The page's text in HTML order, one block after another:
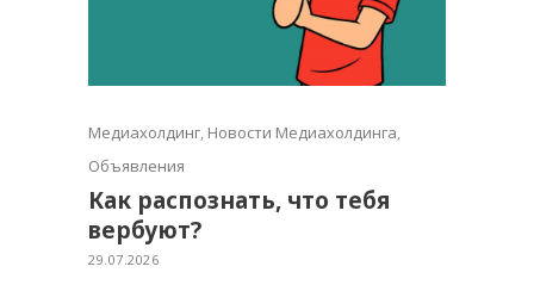
Медиахолдинг, Новости Медиахолдинга,
Объявления
Как распознать, что тебя
вербуют?
29.07.2026